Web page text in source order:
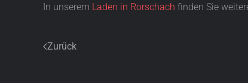
In unserem Laden in Rorschach finden Sie
Zurück